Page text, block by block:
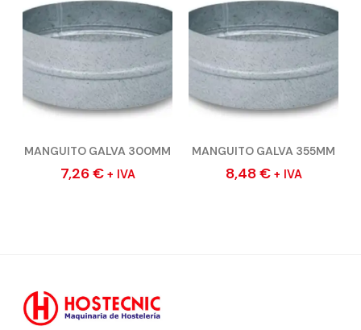
MANGUITO GALVA 300MM
7,26€ + IVA
MANGUITO GALVA 355MM
8,48€ + IVA